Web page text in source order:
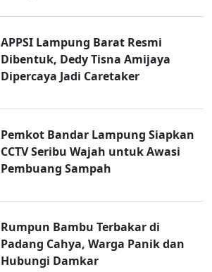
APPSI Lampung Barat Resmi
Dibentuk, Dedy Tisna Amijaya
Dipercaya Jadi Caretaker
Pemkot Bandar Lampung Siapkan
CCTV Seribu Wajah untuk Awasi
Pembuang Sampah
Rumpun Bambu Terbakar di
Padang Cahya, Warga Panik dan
Hubungi Damkar